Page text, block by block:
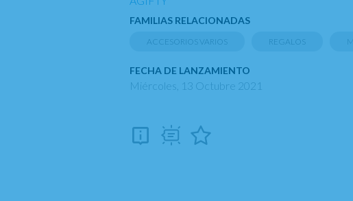
FAMILIAS RELACIONADAS
ACCESORIOS VARIOS REGALOS
FECHA DE LANZAMIENTO
Miércoles, 13 Octubre 2021